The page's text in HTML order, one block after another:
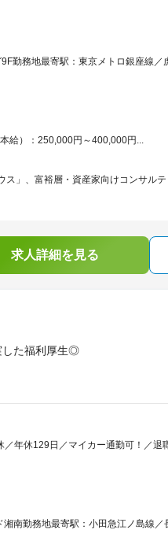
勤務地最寄駅：東京メトロ銀座線／
給）：250,000円～400,000円...
」、富裕層・資産家向けコンサルテ
求人詳細を見る
した福利厚生◎
年休129日／マイカー通勤可！／退
南勤務地最寄駅：小田急江ノ島線／